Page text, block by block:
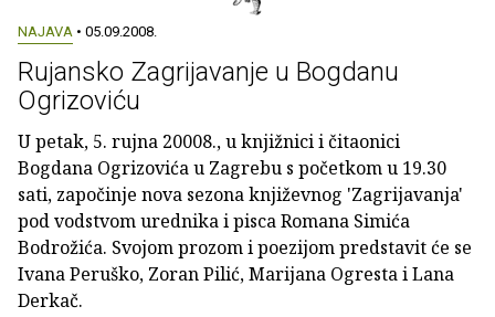
NAJAVA • 05.09.2008.
Rujansko Zagrijavanje u Bogdanu
Ogrizoviću
U petak, 5. rujna 20008., u knjižnici i čitaonici
Bogdana Ogrizovića u Zagrebu s početkom u 19.30
sati, započinje nova sezona književnog 'Zagrijavanja'
pod vodstvom urednika i pisca Romana Simića
Bodrožića. Svojom prozom i poezijom predstavit će se
Ivana Peruško, Zoran Pilić, Marijana Ogresta i Lana
Derkač.